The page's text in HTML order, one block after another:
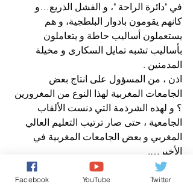
في "دائرة الراحة "، و الفشل الذريع…و
كانهم يقومون بادوار البلطجية، و هم
يستعملون أساليب حاطة و يتعاملون
بأساليب تشبه تمايل السكارى و مخيلة
المدمنين .
اذن ، من المسؤول على انتاج بعض
الجامعات المغربية لهذا النوع من المغرورين
؟ و لهذه الشرذمة التي دنست الألقاب
الجامعية ، حتى صار ترتيب التعليم العالي
المغربي و بعض الجامعات المغربية في
الأخير….
و هل ستكون الدولة المسؤولة على القطاع
مجبرة على ادخال اختبارات نفسية ، و Facebook YouTube Twitter